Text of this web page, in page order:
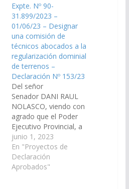
Expte. Nº 90-
31.899/2023 –
01/06/23 – Designar
una comisión de
técnicos abocados a la
regularización dominial
de terrenos –
Declaración Nº 153/23
Del señor
Senador DANI RAUL
NOLASCO, viendo con
agrado que el Poder
Ejecutivo Provincial, a
través de los
organismos que
correspondan, designe
una comisión de
junio 1, 2023
En "Proyectos de
Declaración
Aprobados"